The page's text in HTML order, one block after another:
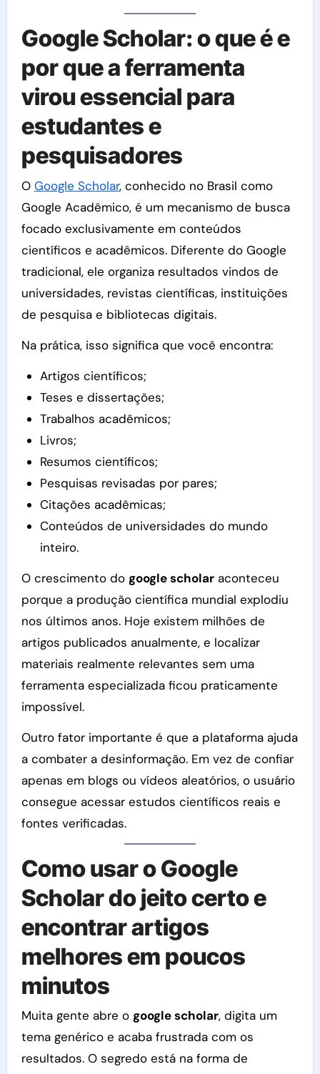
Google Scholar: o que é e
por que a ferramenta
virou essencial para
estudantes e
pesquisadores
O Google Scholar, conhecido no Brasil como
Google Acadêmico, é um mecanismo de busca
focado exclusivamente em conteúdos
científicos e acadêmicos. Diferente do Google
tradicional, ele organiza resultados vindos de
universidades, revistas científicas, instituições
de pesquisa e bibliotecas digitais.
Na prática, isso significa que você encontra:
Artigos científicos;
Teses e dissertações;
Trabalhos acadêmicos;
Livros;
Resumos científicos;
Pesquisas revisadas por pares;
Citações acadêmicas;
Conteúdos de universidades do mundo
inteiro.
O crescimento do google scholaraconteceu
porque a produção científica mundial explodiu
nos últimos anos. Hoje existem milhões de
artigos publicados anualmente, e localizar
materiais realmente relevantes sem uma
ferramenta especializada ficou praticamente
impossível.
Outro fator importante é que a plataforma ajuda
a combater a desinformação. Em vez de confiar
apenas em blogs ou vídeos aleatórios, o usuário
consegue acessar estudos científicos reais e
fontes verificadas.
Como usar o Google
Scholar do jeito certo e
encontrar artigos
melhores em poucos
minutos
Muita gente abre o google scholar, digita um
tema genérico e acaba frustrada com os
resultados. O segredo está na forma de